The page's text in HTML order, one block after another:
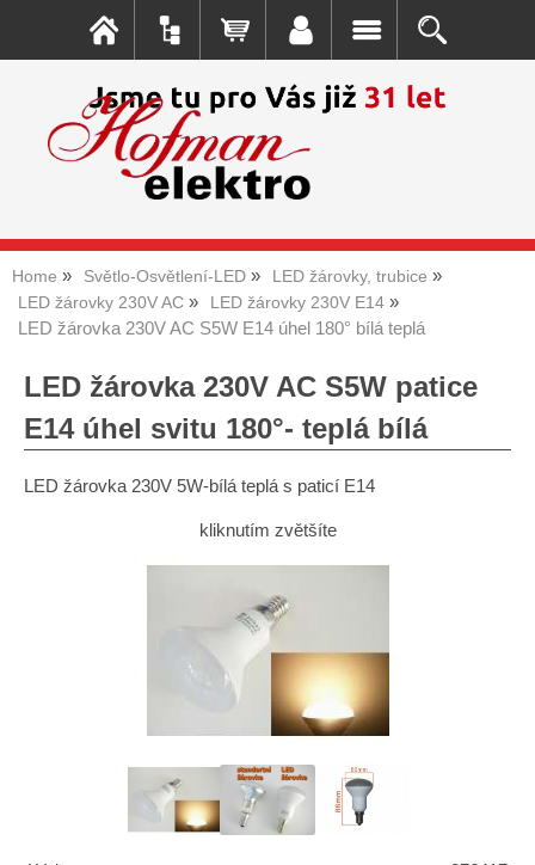
Home Světlo-Osvětlení-LED
LED žárovky, trubice
LED žárovky 230V AC
LED žárovky 230V E14
LED žárovka 230V AC S5W E14 úhel 180° bílá teplá
LED žárovka 230V AC S5W patice
E14 úhel svitu 180°- teplá bílá
LED žárovka 230V 5W-bílá teplá s paticí E14
kliknutím zvětšíte